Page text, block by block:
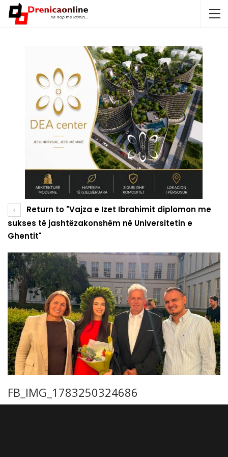
Return to "Vajza e Izet Ibrahimit diplomon me
sukses të jashtëzakonshëm në Universitetin e
Ghentit"
FB_IMG_1783250324686